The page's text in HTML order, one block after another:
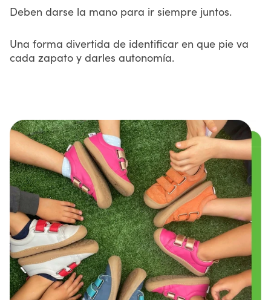
Deben darse la mano para ir siempre juntos.
Una forma divertida de identificar en que pie va
cada zapato y darles autonomía.